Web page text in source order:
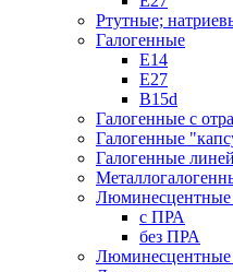
Ртутные;
Галогенные
Е14
Е27
B15d
Галогенные с
Галогенные
Галогенные
Люминесцентные
с ПРА
без ПРА
Люминесцентные